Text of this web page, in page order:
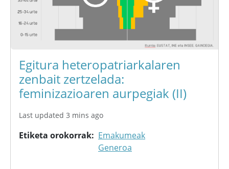
Egitura heteropatriarkalaren
zenbait zertzelada:
feminizazioaren aurpegiak (II)
Last updated 3 mins ago
Etiketa orokorrak
Emakumeak
Generoa